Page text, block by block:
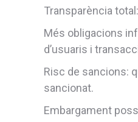
Transparència
Més obligacions
d’usuaris i
Risc de sancions:
sancionat.
Embargament